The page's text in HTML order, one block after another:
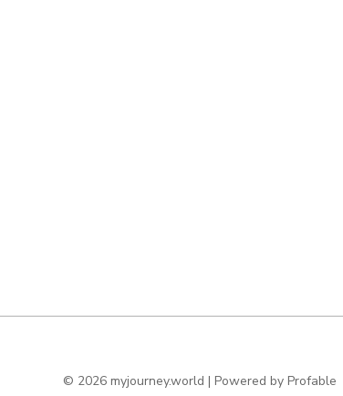
© 2026 myjourney.world | Powered by Profable